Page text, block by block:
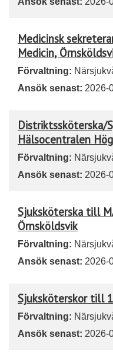
Medicinsk
Medicin,
Förvaltning:
Ansök senast: 2026-
Distriktssköterska/
Hälsocentralen
Förvaltning:
Ansök senast: 2026-
Sjuksköterska till
Örnsköldsvik
Förvaltning:
Ansök senast: 2026-
Sjuksköterskor till
Förvaltning:
Ansök senast: 2026-